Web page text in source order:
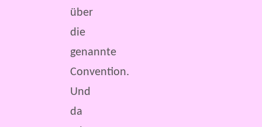
über
die
genannte
Convention.
Und
da